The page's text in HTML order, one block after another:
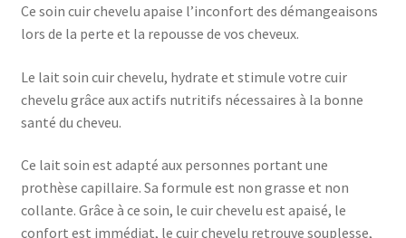
Ce soin cuir chevelu apaise l’inconfort des démangeaisons
lors de la perte et la repousse de vos cheveux.
Le lait soin cuir chevelu, hydrate et stimule votre cuir
chevelu grâce aux actifs nutritifs nécessaires à la bonne
santé du cheveu.
Ce lait soin est adapté aux personnes portant une
prothèse capillaire. Sa formule est non grasse et non
collante. Grâce à ce soin, le cuir chevelu est apaisé, le
confort est immédiat, le cuir chevelu retrouve souplesse,